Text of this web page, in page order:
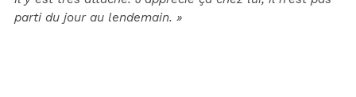
parti du jour au lendemain. »